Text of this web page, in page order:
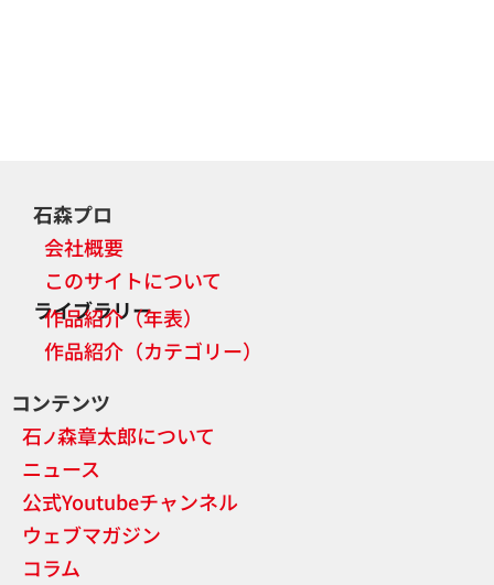
石森プロ
会社概要
このサイトについて
ライブラリー
作品紹介（年表）
作品紹介（カテゴリー）
コンテンツ
石ノ森章太郎について
ニュース
公式Youtubeチャンネル
ウェブマガジン
コラム